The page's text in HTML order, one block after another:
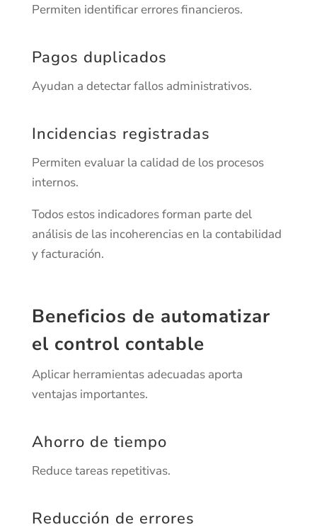
Permiten identificar errores financieros.
Pagos duplicados
Ayudan a detectar fallos administrativos.
Incidencias registradas
Permiten evaluar la calidad de los procesos
internos.
Todos estos indicadores forman parte del
análisis de las incoherencias en la contabilidad
y facturación.
Beneficios de automatizar
el control contable
Aplicar herramientas adecuadas aporta
ventajas importantes.
Ahorro de tiempo
Reduce tareas repetitivas.
Reducción de errores